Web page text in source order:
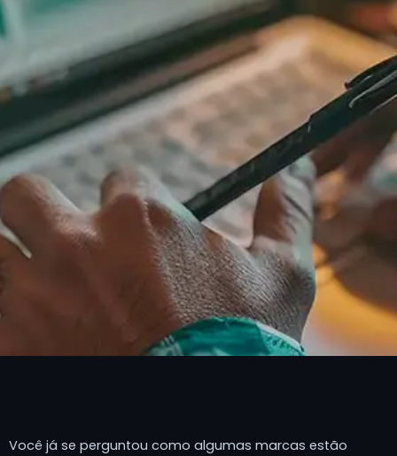
Você já se perguntou como algumas marcas estão